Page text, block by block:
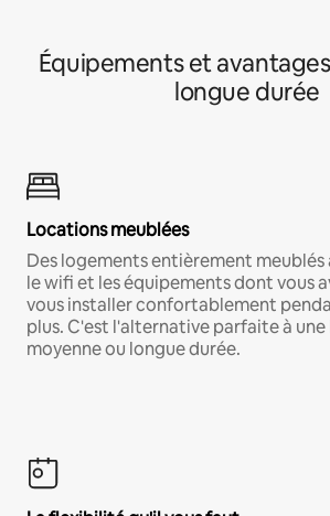
Équipements et
longue durée
Locations meublées
Des logements entièrement meublés
le wifi et les équipements dont vous
vous installer confortablement
plus. C'est l'alternative parfaite à
moyenne ou longue durée.